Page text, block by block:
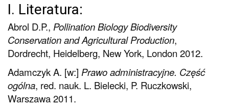
I. Literatura:
Abrol D.P., Pollination Biology Biodiversity
Conservation and Agricultural Production,
Dordrecht, Heidelberg, New York, London 2012.
Adamczyk A. [w:] Prawo administracyjne. Część
ogólna, red. nauk. L. Bielecki, P. Ruczkowski,
Warszawa 2011.